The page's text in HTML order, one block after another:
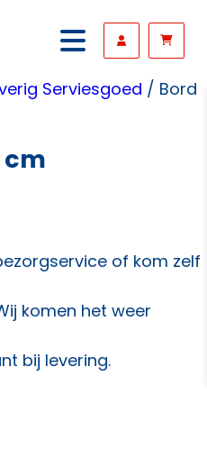
Serviesgoed / Bord
cm
of kom zelf
komen het weer
bij levering.